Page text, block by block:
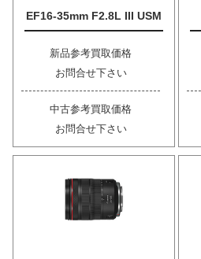
EF16-35mm F2.8L III USM
新品参考買取価格
お問合せ下さい
中古参考買取価格
お問合せ下さい